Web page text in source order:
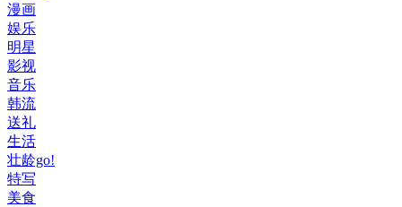
漫画
娱乐
明星
影视
音乐
韩流
送礼
生活
壮龄go!
特写
美食